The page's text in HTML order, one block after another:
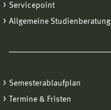
Servicepoint
Allgemeine Studienberatung
Semesterablaufplan
Termine & Fristen